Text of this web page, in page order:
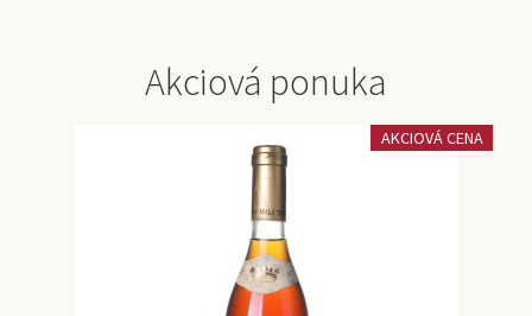
Akciová ponuka
AKCIOVÁ CENA